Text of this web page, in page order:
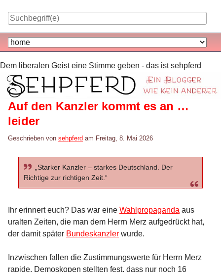
Navigation
Dem liberalen Geist eine Stimme geben - das ist sehpferd
Auf den Kanzler kommt es an …
leider
Geschrieben von sehpferd am Freitag, 8. Mai 2026
„Starker Kanzler – starkes Deutschland. Der
Richtige zur richtigen Zeit.“
Ihr erinnert euch? Das war eine Wahlpropaganda aus
uralten Zeiten, die man dem Herrn Merz aufgedrückt hat,
der damit später Bundeskanzler wurde.
Inzwischen fallen die Zustimmungswerte für Herrn Merz
rapide. Demoskopen stellten fest, dass nur noch 16